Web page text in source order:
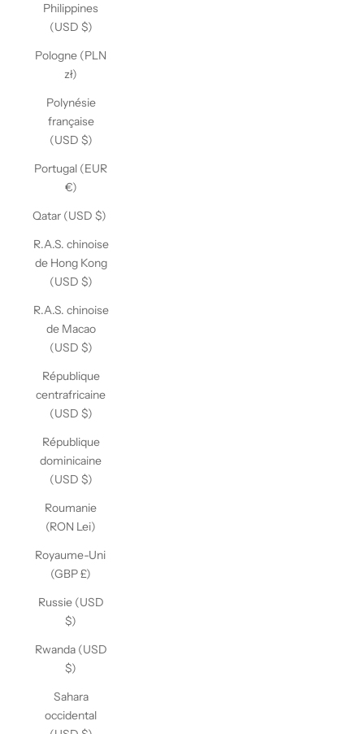
Philippines
(USD $)
Pologne (PLN
zł)
Polynésie
française
(USD $)
Portugal (EUR
€)
Qatar (USD $)
R.A.S. chinoise
de Hong Kong
(USD $)
R.A.S. chinoise
de Macao
(USD $)
République
centrafricaine
(USD $)
République
dominicaine
(USD $)
Roumanie
(RON Lei)
Royaume-Uni
(GBP £)
Russie (USD
$)
Rwanda (USD
$)
Sahara
occidental